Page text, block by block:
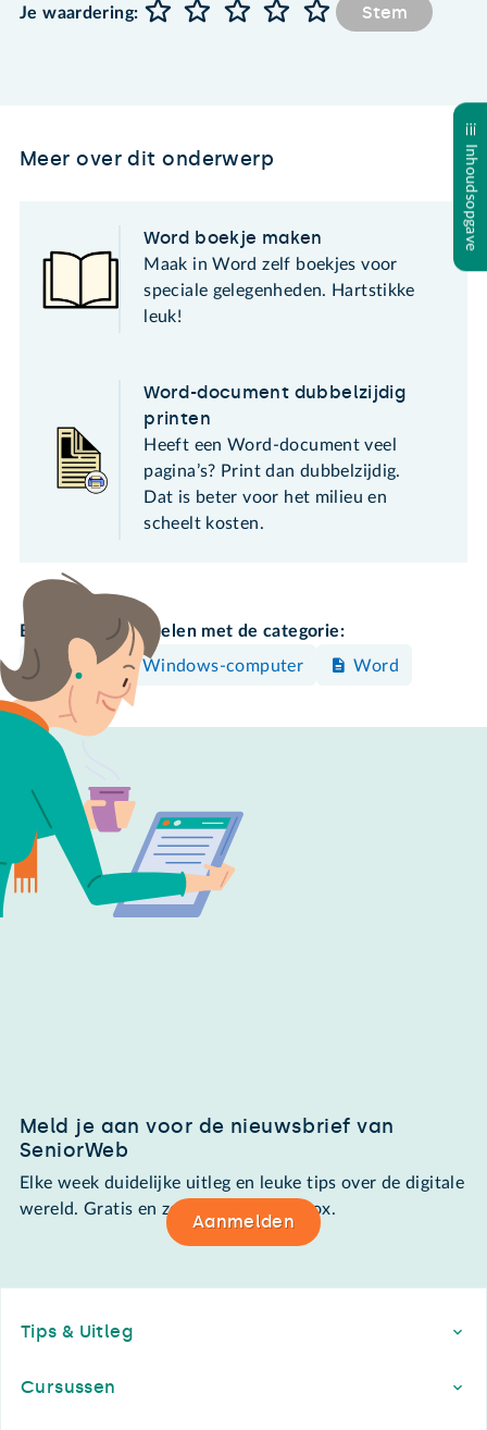
Inhoudsopgave
Je waardering:
Stem
Meer over dit onderwerp
Word boekje maken
Maak in Word zelf boekjes voor
speciale gelegenheden. Hartstikke
leuk!
Word-document dubbelzijdig
printen
Heeft een Word-document veel
pagina’s? Print dan dubbelzijdig.
Dat is beter voor het milieu en
scheelt kosten.
Bekijk meer artikelen met de categorie:
Mac
Windows-computer Word
Meld je aan voor de nieuwsbrief van
SeniorWeb
Elke week duidelijke uitleg en leuke tips over de digitale
wereld. Gratis en zomaar in de mailbox.
Aanmelden
Tips & Uitleg
Cursussen